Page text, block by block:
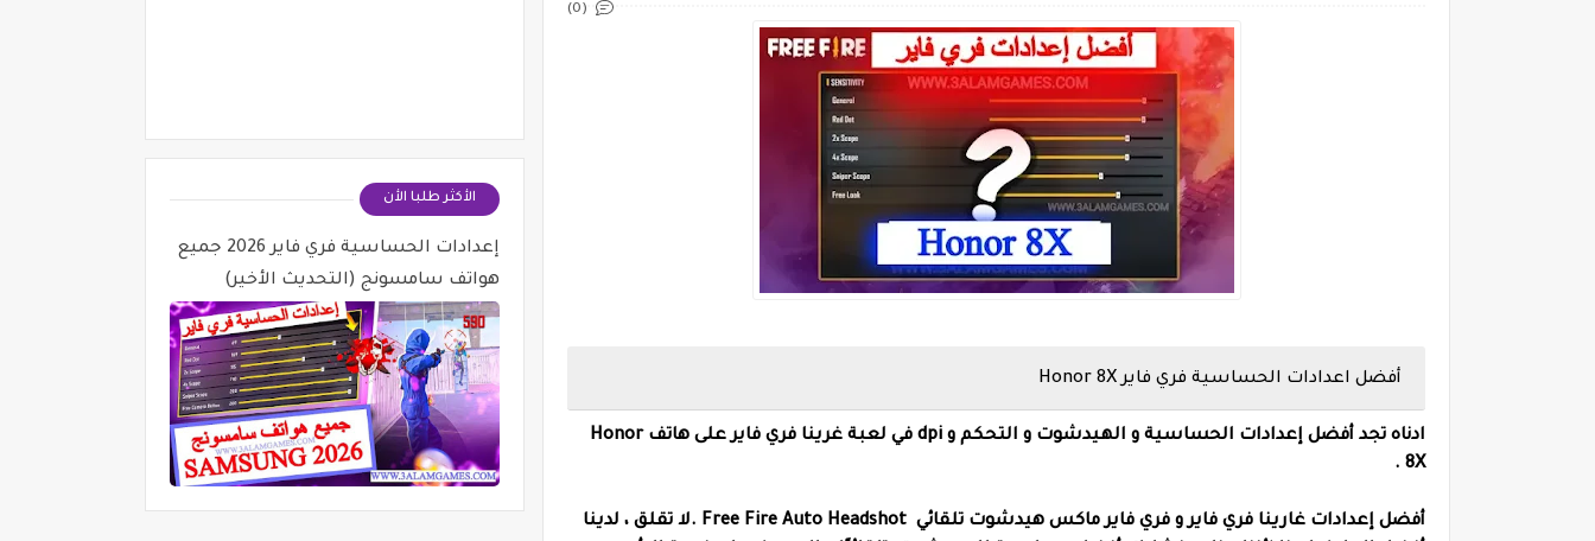
(0)
أفضل اعدادات الحساسية فري فاير Honor 8X
ادناه تجد أفضل إعدادات الحساسية و الهيدشوت و التحكم و dpi في لعبة غرينا فري فاير على هاتف
Honor
8X .
أفضل إعدادات غارينا فري فاير و فري فاير ماكس هيدشوت تلقائي Free Fire Auto Headshot .
لا تقلق ، لدينا
الأكثر طلبا الأن
إعدادات الحساسية فري فاير 2026 جميع
هواتف سامسونج (التحديث الأخير)